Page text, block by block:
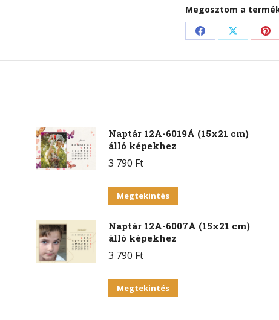
mennyiség
Megosztom a
Share
on
Share
on
on
Naptár 12A-6019Á (15x21 cm)
álló képekhez
3 790 Ft
Megtekintés
terméknek
van.
A
Naptár 12A-6007Á (15x21 cm)
álló képekhez
3 790 Ft
Megtekintés